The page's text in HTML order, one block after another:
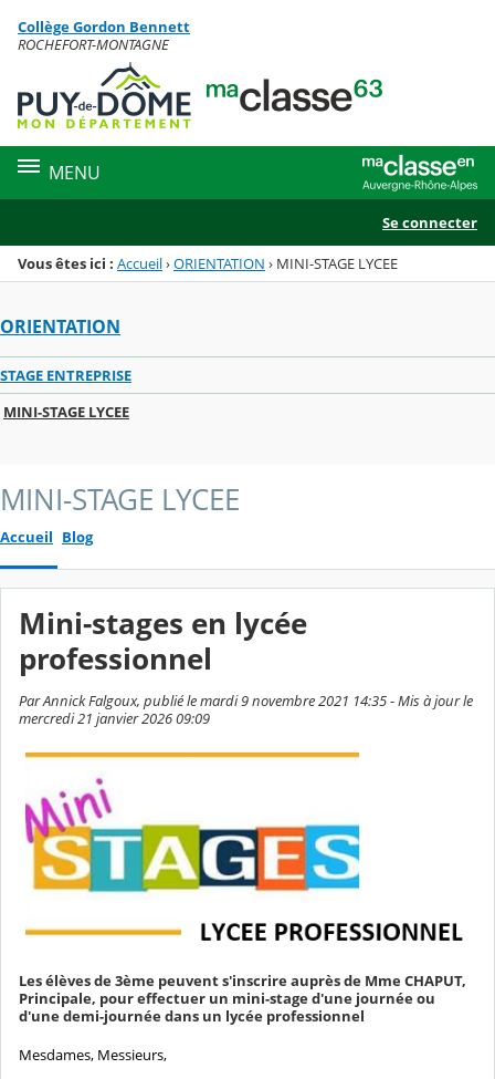
Menu de la rubrique
Contenu
Collège Gordon Bennett
ROCHEFORT-MONTAGNE
MENU
Se connecter
Vous êtes ici : Accueil›ORIENTATION › MINI-STAGE LYCEE
ORIENTATION
STAGE ENTREPRISE
MINI-STAGE LYCEE
MINI-STAGE LYCEE
Accueil Blog
Mini-stages en lycée
professionnel
Par Annick Falgoux, publié le mardi 9 novembre 2021 14:35 - Mis à jour le
mercredi 21 janvier 2026 09:09
Les élèves de 3ème peuvent s'inscrire auprès de Mme CHAPUT,
Principale, pour effectuer un mini-stage d'une journée ou
d'une demi-journée dans un lycée professionnel
Mesdames, Messieurs,